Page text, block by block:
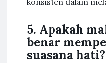
konsisten dalam
5. Apakah
benar
suasana hati?